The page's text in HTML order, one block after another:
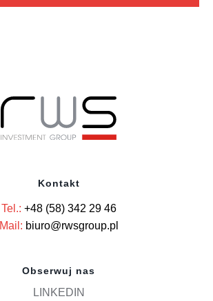
Kontakt
Tel.: +48 (58) 342 29 46
Mail: biuro@rwsgroup.pl
Obserwuj nas
LINKEDIN